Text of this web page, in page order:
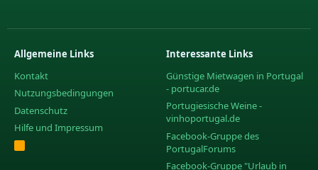
Allgemeine Links
Kontakt
Nutzungsbedingungen
Datenschutz
Hilfe und Impressum
R
S
Interessante Links
Günstige Mietwagen in Portugal
- portucar.de
Portugiesische Weine -
vinhoportugal.de
Facebook-Gruppe des
PortugalForums
Facebook-Gruppe "Urlaub in